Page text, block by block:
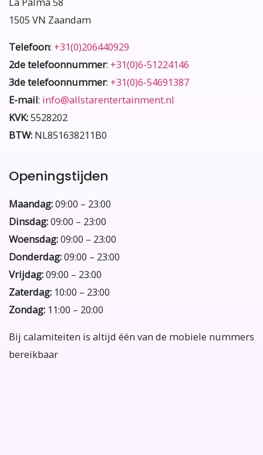
1505 VN Zaandam
Telefoon: +31(0)206440929
2de telefoonnummer: +31(0)6-51224146
3de telefoonnummer: +31(0)6-54691387
E-mail: info@allstarentertainment.nl
KVK:5528202
BTW: NL851638211B0
Openingstijden
Maandag:09:00 – 23:00
Dinsdag:09:00 – 23:00
Woensdag:09:00 – 23:00
Donderdag:09:00 – 23:00
Vrijdag:09:00 – 23:00
Zaterdag: 10:00 – 23:00
Zondag: 11:00 – 20:00
Bij calamiteiten is altijd één van de mobiele nummers
bereikbaar